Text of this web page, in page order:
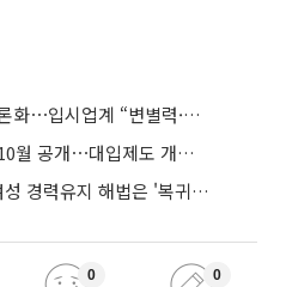
수능 절대평가·서논술형 공론화⋯입시업계 “변별력·사교육 대책 먼저”
국교위, 국가교육발전계획 10월 공개⋯대입제도 개편 공론화 추진
"육아휴직만으론 한계"⋯여성 경력유지 해법은 '복귀 후 유연근무’
0 0